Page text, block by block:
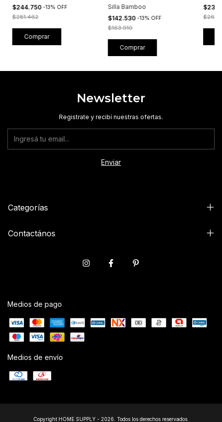
$244.750 -13% OFF
$281.462
Silla Bamboo
$142.530 -13% OFF
$163.910
Comprar
Newsletter
Registrate y recibí nuestras ofertas.
Categorías
Contactános
Medios de pago
Medios de envío
Copyright HOME SUPPLY - 2026. Todos los derechos reservados.